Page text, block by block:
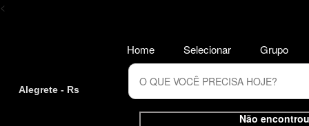
<
Alegrete - Rs
Não
Home Selecionar Grupo